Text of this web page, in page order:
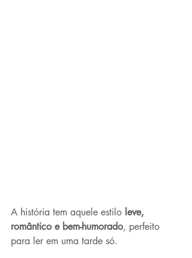
A história tem aquele estilo leve,
romântico e bem-humorado, perfeito
para ler em uma tarde só.